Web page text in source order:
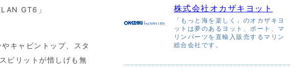
GT6」
キャビントップ、スタ
ピリットが惜しげも無
株式会社オカザキヨット
「もっと海を楽しく」のオカザキヨ
ットは夢のあるヨット、ボート、マ
リンパーツを直輸入販売するマリン
総合会社です。